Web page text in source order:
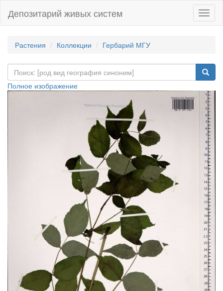
Депозитарий живых систем
Растения Коллекции Гербарий МГУ
Полное изображение